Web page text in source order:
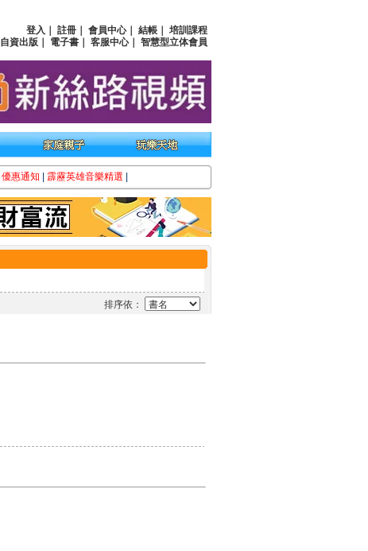
登入 註冊 會員中心｜ 結帳
培訓課程
自資出版 電子書 客服中心｜ 智慧型立体會員
優惠通知 霹靂英雄音樂精選
排序依：